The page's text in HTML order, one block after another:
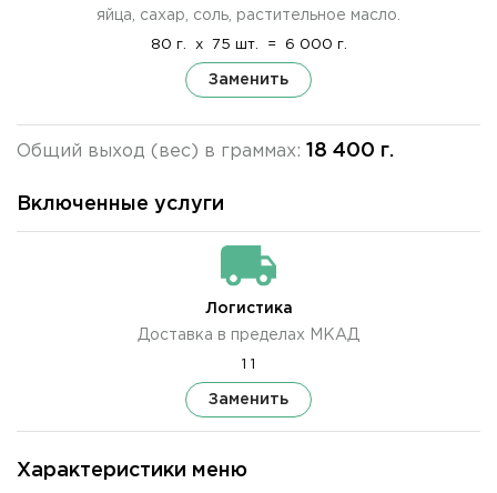
Характеристики меню
яйца, сахар, соль, растительное масло.
80 г. x 75 шт. = 6 000 г.
Заменить
Общий выход (вес) в граммах: 18 400 г.
Включенные услуги
Логистика
Доставка в пределах МКАД
1 1
Заменить